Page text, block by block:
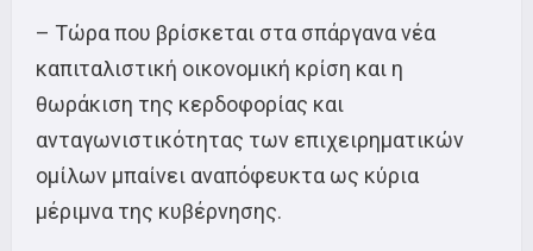
– Τώρα που βρίσκεται στα σπάργανα νέα
καπιταλιστική οικονομική κρίση και η
θωράκιση της κερδοφορίας και
ανταγωνιστικότητας των επιχειρηματικών
ομίλων μπαίνει αναπόφευκτα ως κύρια
μέριμνα της κυβέρνησης.